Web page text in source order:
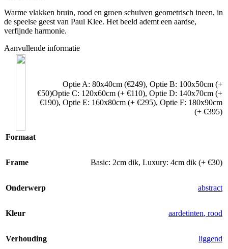
Warme vlakken bruin, rood en groen schuiven geometrisch ineen, in
de speelse geest van Paul Klee. Het beeld ademt een aardse,
verfijnde harmonie.
Aanvullende informatie
Formaat
Optie A: 80x40cm (€249), Optie B: 100x50cm (+
€50)Optie C: 120x60cm (+ €110), Optie D: 140x70cm (+
€190), Optie E: 160x80cm (+ €295), Optie F: 180x90cm
(+ €395)
Frame Basic: 2cm dik, Luxury: 4cm dik (+ €30)
Onderwerp abstract
Kleur aardetinten, rood
Verhouding liggend